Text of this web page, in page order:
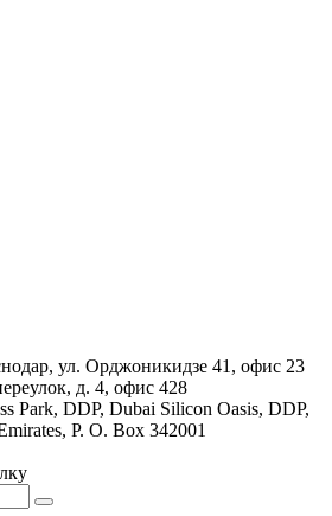
ул. Орджоникидзе 41, офис 23
д. 4, офис 428
Park, DDP, Dubai Silicon Oasis, DDP,
P. O. Box 342001